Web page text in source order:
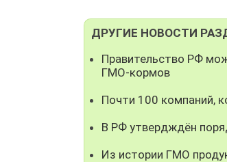
ДРУГИЕ НОВОСТИ
Правительство РФ
ГМО-кормов
Почти 100 компаний,
В РФ утвердждён
Из истории ГМО